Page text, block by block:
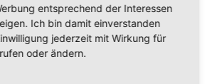
entsprechend der Interessen
Ich bin damit einverstanden
jederzeit mit Wirkung für
oder ändern.